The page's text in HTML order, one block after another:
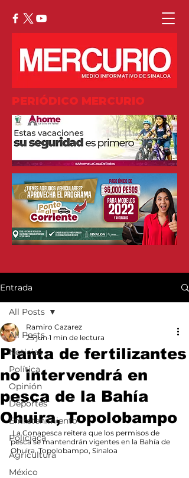
PERIÓDICO MERCURIO
Entrada
All Posts
Noticias
Política
Opinión
Deportes
Entretenimiento
Policiaca
Agricultura
México
All Posts
Planta de fertilizantes
no intervendrá en
pesca de la Bahía
Ohuira, Topolobampo
Ramiro Cazarez
25 jun 1 min de lectura
La Conapesca reitera que los permisos de
pesca se mantendrán vigentes en la Bahía de
Ohuira, Topolobampo, Sinaloa